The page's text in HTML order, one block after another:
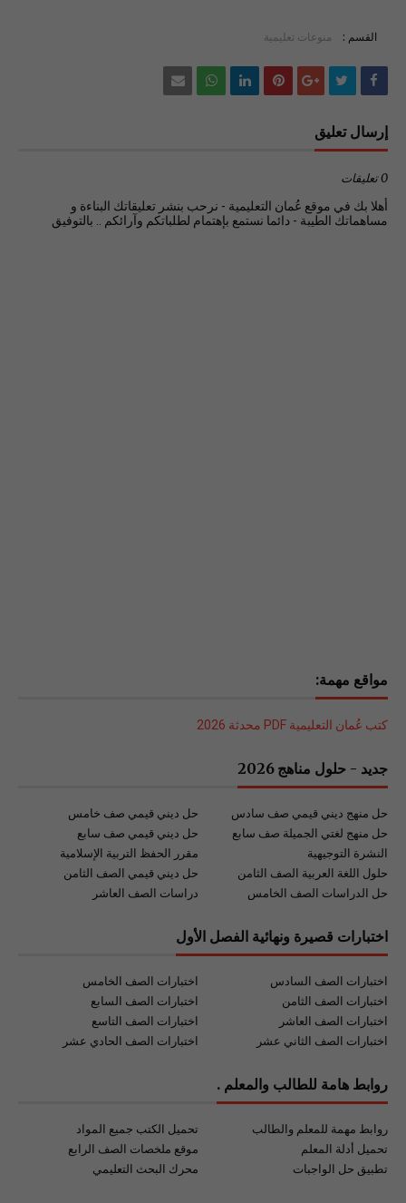
القسم : منوعات تعليمية
إرسال تعليق
0 تعليقات
أهلا بك في موقع عُمان التعليمية - نرحب بنشر تعليقاتك البناءة و
مساهماتك الطيبة - دائما نستمع بإهتمام لطلباتكم وآرائكم .. بالتوفيق
مواقع مهمة:
كتب عُمان التعليمية PDF محدثة 2026
جديد - حلول مناهج 2026
حل ديني قيمي صف خامس
حل منهج ديني قيمي صف سادس
حل ديني قيمي صف سابع
حل منهج لغتي الجميلة صف سابع
مقرر الحفظ التربية الإسلامية
النشرة التوجيهية
حل ديني قيمي الصف الثامن
حلول اللغة العربية الصف الثامن
دراسات الصف العاشر
حل الدراسات الصف الخامس
اختبارات قصيرة ونهائية الفصل الأول
اختبارات الصف الخامس
اختبارات الصف السادس
اختبارات الصف السابع
اختبارات الصف الثامن
اختبارات الصف التاسع
اختبارات الصف العاشر
اختبارات الصف الحادي عشر
اختبارات الصف الثاني عشر
روابط هامة للطالب والمعلم .
تحميل الكتب جميع المواد
روابط مهمة للمعلم والطالب
موقع ملخصات الصف الرابع
تحميل أدلة المعلم
محرك البحث التعليمي
تطبيق حل الواجبات